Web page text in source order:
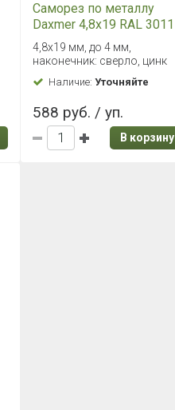
Саморез по металлу
Daxmer 4,8х19 RAL 3011
(250 шт) сверло №2
4,8х19 мм, до 4 мм,
наконечник: сверло, цинк
Наличие:Уточняйте
588 руб. / уп.
В корзину